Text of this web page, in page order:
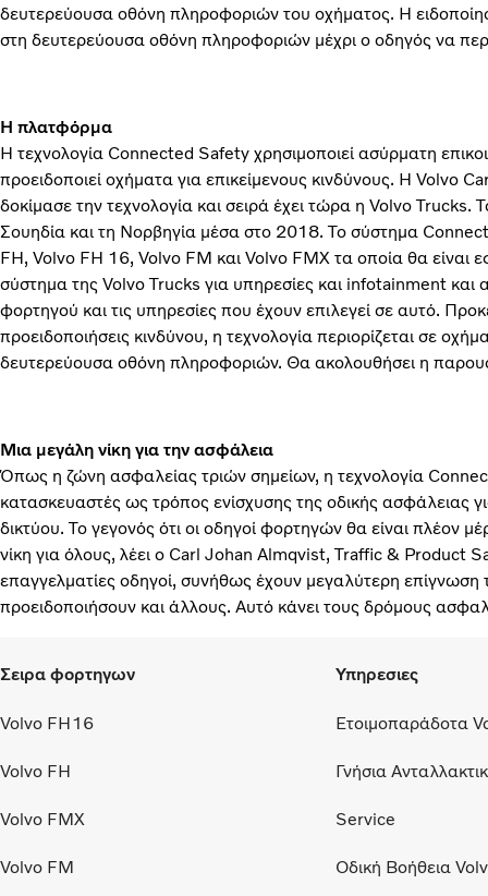
δευτερεύουσα οθόνη πληροφοριών του οχήματος. Η
στη δευτερεύουσα οθόνη πληροφοριών μέχρι ο οδηγός να
Η πλατφόρμα
Η τεχνολογία Connected Safety χρησιμοποιεί ασύρματη
προειδοποιεί οχήματα για επικείμενους κινδύνους. Η Volvo
δοκίμασε την τεχνολογία και σειρά έχει τώρα η Volvo Trucks.
Σουηδία και τη Νορβηγία μέσα στο 2018. Το σύστημα
FH, Volvo FH 16, Volvo FM και Volvo FMX τα οποία θα είναι
σύστημα της Volvo Trucks για υπηρεσίες και infotainment και
φορτηγού και τις υπηρεσίες που έχουν επιλεγεί σε αυτό.
προειδοποιήσεις κινδύνου, η τεχνολογία περιορίζεται σε
δευτερεύουσα οθόνη πληροφοριών. Θα ακολουθήσει η
Μια μεγάλη νίκη για την ασφάλεια
Όπως η ζώνη ασφαλείας τριών σημείων, η τεχνολογία
κατασκευαστές ως τρόπος ενίσχυσης της οδικής ασφάλειας
δικτύου. Το γεγονός ότι οι οδηγοί φορτηγών θα είναι πλέον
νίκη για όλους, λέει ο Carl Johan Almqvist, Traffic & Product
επαγγελματίες οδηγοί, συνήθως έχουν μεγαλύτερη
προειδοποιήσουν και άλλους. Αυτό κάνει τους δρόμους
Σειρα φορτηγων
Volvo FH16
Volvo FH
Volvo FMX
Volvo FM
Υπηρεσιες
Ετοιμοπαράδοτα
Γνήσια
Service
Οδική Βοήθεια